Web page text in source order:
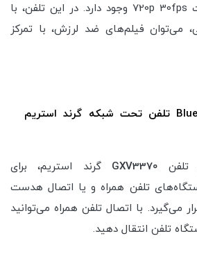
سه طرفه HD با کیفیت 720p 30fps وجود دارد. در این تلفن، با
می‌توان فیلم‌های ضد لرزش، با تمرکز
پشتیبانی از Bluetooth تلفن تحت شبکه گرند استریم
GXV3370
گرند استریم، برای
تلفن همراه و یا اتصال هدست
می‌گیرد. با اتصال تلفن همراه می‌توانید
تلفن انتقال دهید.